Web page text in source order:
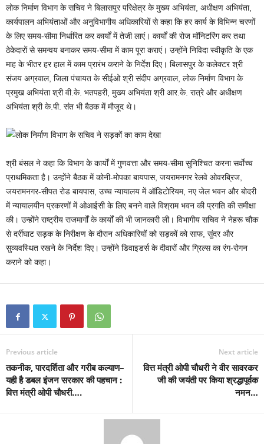
लोक निर्माण विभाग के सचिव ने बिलासपुर परिक्षेत्र के मुख्य अभियंता, अधीक्षण अभियंता,
कार्यपालन अभियंताओं और अनुविभागीय अधिकारियों से कहा कि हर कार्य के विभिन्न चरणों
के लिए समय-सीमा निर्धारित कर कार्यों में तेजी लाएं। कार्यों की रोज मॉनिटरिंग कर तथा
ठेकेदारों से समन्वय बनाकर समय-सीमा में काम पूरा कराएं। उन्होंने निविदा स्वीकृति के एक
माह के भीतर हर हाल में काम प्रारंभ कराने के निर्देश दिए। बिलासपुर के कलेक्टर श्री
संजय अग्रवाल, जिला पंचायत के सीईओ श्री संदीप अग्रवाल, लोक निर्माण विभाग के
प्रमुख अभियंता श्री वी.के. भतपहरी, मुख्य अभियंता श्री आर.के. रात्रे और अधीक्षण
अभियंता श्री के.पी. संत भी बैठक में मौजूद थे।
श्री बंसल ने कहा कि विभाग के कार्यों में गुणवत्ता और समय-सीमा सुनिश्चित करना सर्वाेच्च
प्राथमिकता है। उन्होंने बैठक में कोनी-मोपका बायपास, जयरामनगर रेलवे ओवरब्रिज,
जयरामनगर-सीपत रोड बायपास, उच्च न्यायालय में ऑडिटोरियम, नए जेल भवन और बोदरी
में न्यायालयीन प्रकरणों में ओआईसी के लिए बनने वाले विश्राम भवन की प्रगति की समीक्षा
की। उन्होंने राष्ट्रीय राजमार्गों के कार्यों की भी जानकारी ली। विभागीय सचिव ने नेहरू चौक
से दर्रीघाट सड़क के निरीक्षण के दौरान अधिकारियों को सड़कों को साफ, सुंदर और
सुव्यवस्थित रखने के निर्देश दिए। उन्होंने डिवाइडर्स के दीवारों और ग्रिल्स का रंग-रोगन
कराने को कहा।
Previous article
तकनीक, पारदर्शिता और गरीब कल्याण–
यही है डबल इंजन सरकार की पहचान :
वित्त मंत्री ओपी चौधरी….
Next article
वित्त मंत्री ओपी चौधरी ने वीर सावरकर
जी की जयंती पर किया श्रद्धापूर्वक
नमन…